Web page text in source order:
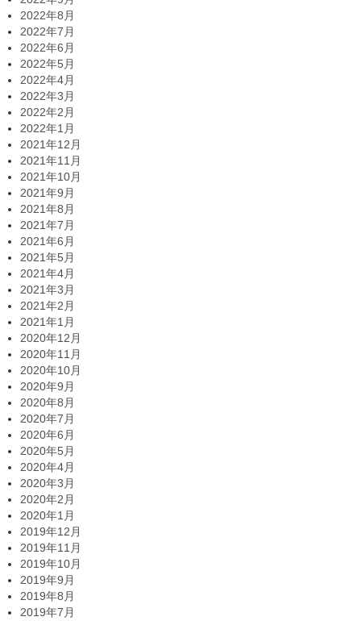
2022年8月
2022年7月
2022年6月
2022年5月
2022年4月
2022年3月
2022年2月
2022年1月
2021年12月
2021年11月
2021年10月
2021年9月
2021年8月
2021年7月
2021年6月
2021年5月
2021年4月
2021年3月
2021年2月
2021年1月
2020年12月
2020年11月
2020年10月
2020年9月
2020年8月
2020年7月
2020年6月
2020年5月
2020年4月
2020年3月
2020年2月
2020年1月
2019年12月
2019年11月
2019年10月
2019年9月
2019年8月
2019年7月